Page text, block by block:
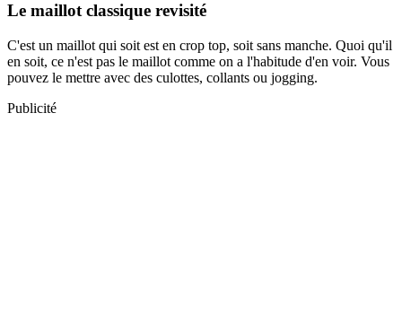
Le maillot classique revisité
C'est un maillot qui soit est en crop top, soit sans manche. Quoi qu'il
en soit, ce n'est pas le maillot comme on a l'habitude d'en voir. Vous
pouvez le mettre avec des culottes, collants ou jogging.
Publicité